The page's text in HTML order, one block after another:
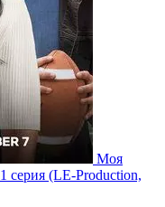
Моя
1 серия (LE-Production,